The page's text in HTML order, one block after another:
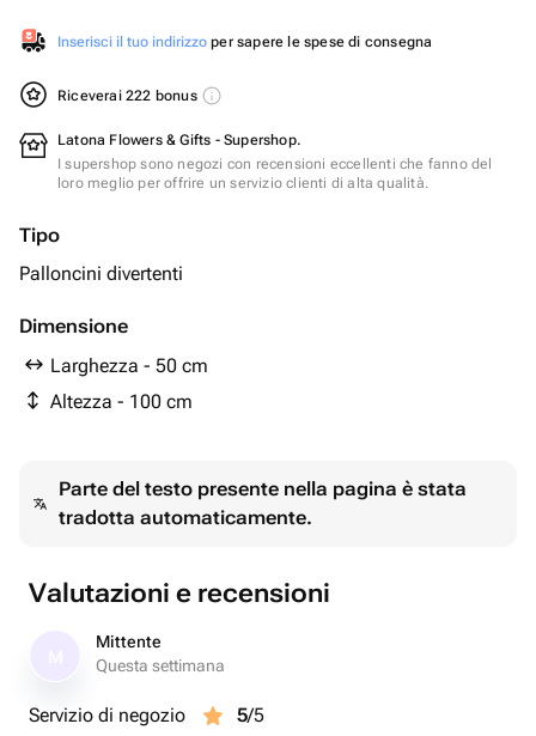
Inserisci il tuo indirizzo per sapere le spese di consegna
Riceverai 222 bonus
Latona Flowers & Gifts - Supershop.
I supershop sono negozi con recensioni eccellenti che fanno del
loro meglio per offrire un servizio clienti di alta qualità.
Tipo
Palloncini divertenti
Dimensione
Larghezza - 50 cm
Altezza - 100 cm
Parte del testo presente nella pagina è stata
tradotta automaticamente.
Valutazioni e recensioni
Mittente
Questa settimana
Servizio di negozio 5/5